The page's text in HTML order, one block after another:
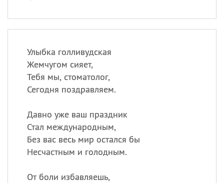
Улыбка голливудская
Жемчугом сияет,
Тебя мы, стоматолог,
Сегодня поздравляем.
Давно уже ваш праздник
Стал международным,
Без вас весь мир остался бы
Несчастным и голодным.
От боли избавляешь,